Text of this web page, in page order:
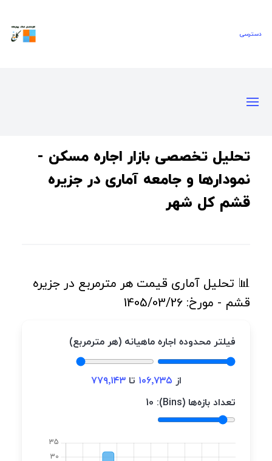
دسترسی‌
تحلیل تخصصی بازار اجاره مسکن -
نمودارها و جامعه آماری در جزیره
قشم کل شهر
📊 تحلیل آماری قیمت هر مترمربع در جزیره
قشم - مورخ: 1405/03/26
فیلتر محدوده اجاره ماهیانه (هر مترمربع)
از ۱۰۶٬۷۳۵ تا۷۷۹٬۱۴۳
تعداد بازه‌ها (Bins):
10